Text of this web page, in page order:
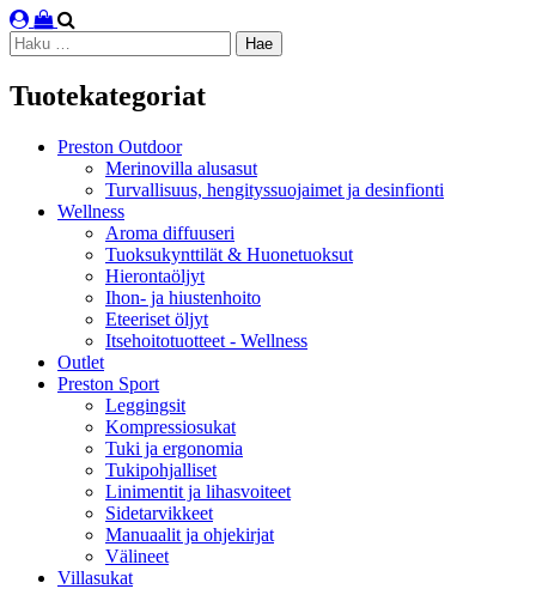
Haku:
Tuotekategoriat
Preston Outdoor
Merinovilla alusasut
Turvallisuus, hengityssuojaimet ja desinfionti
Wellness
Aroma diffuuseri
Tuoksukynttilät & Huonetuoksut
Hierontaöljyt
Ihon- ja hiustenhoito
Eteeriset öljyt
Itsehoitotuotteet - Wellness
Outlet
Preston Sport
Leggingsit
Kompressiosukat
Tuki ja ergonomia
Tukipohjalliset
Linimentit ja lihasvoiteet
Sidetarvikkeet
Manuaalit ja ohjekirjat
Välineet
Villasukat